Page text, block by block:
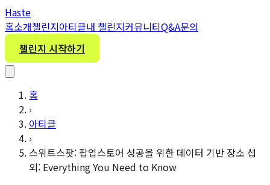
Haste
홈소개챌린지아티클내 챌린지커뮤니티Q&A문의
챌린지 시작하기
홈
›
아티클
›
스위트스팟: 팝업스토어 성공을 위한 데이터 기반 장소 섭
외: Everything You Need to Know